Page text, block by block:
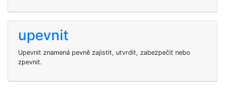
upevnit
Upevnit znamená pevně zajistit, utvrdit, zabezpečit nebo
zpevnit.